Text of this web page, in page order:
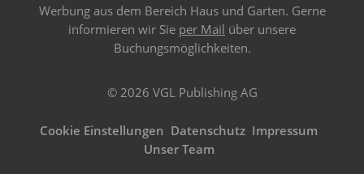
Werbung aus dem Bereich Haus und Garten. Gerne
informieren wir Sie per Mail über unsere
Buchungsmöglichkeiten.
© 2026 VGL Publishing AG
Cookie Einstellungen Datenschutz Impressum
Unser Team